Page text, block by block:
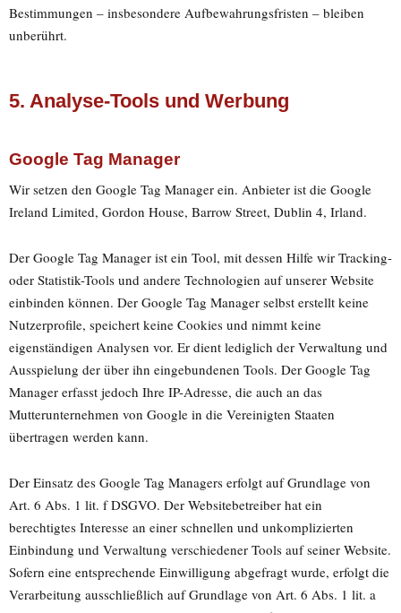
Bestimmungen – insbesondere Aufbewahrungsfristen – bleiben
unberührt.
5. Analyse-Tools und Werbung
Google Tag Manager
Wir setzen den Google Tag Manager ein. Anbieter ist die Google
Ireland Limited, Gordon House, Barrow Street, Dublin 4, Irland.
Der Google Tag Manager ist ein Tool, mit dessen Hilfe wir Tracking-
oder Statistik-Tools und andere Technologien auf unserer Website
einbinden können. Der Google Tag Manager selbst erstellt keine
Nutzerprofile, speichert keine Cookies und nimmt keine
eigenständigen Analysen vor. Er dient lediglich der Verwaltung und
Ausspielung der über ihn eingebundenen Tools. Der Google Tag
Manager erfasst jedoch Ihre IP-Adresse, die auch an das
Mutterunternehmen von Google in die Vereinigten Staaten
übertragen werden kann.
Der Einsatz des Google Tag Managers erfolgt auf Grundlage von
Art. 6 Abs. 1 lit. f DSGVO. Der Websitebetreiber hat ein
berechtigtes Interesse an einer schnellen und unkomplizierten
Einbindung und Verwaltung verschiedener Tools auf seiner Website.
Sofern eine entsprechende Einwilligung abgefragt wurde, erfolgt die
Verarbeitung ausschließlich auf Grundlage von Art. 6 Abs. 1 lit. a